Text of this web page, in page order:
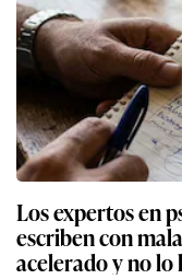
Los expertos en
escriben con
acelerado y no